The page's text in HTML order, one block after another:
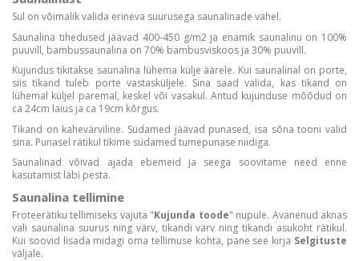
Sul on võimalik valida erineva suurusega saunalinade vahel.
Saunalina tihedused jäävad 400-450 g/m2 ja enamik saunalinu on 100%
puuvill, bambussaunalina on 70% bambusviskoos ja 30% puuvill.
Kujundus tikitakse saunalina lühema külje äärele. Kui saunalinal on porte,
siis tikand tuleb porte vastasküljele. Sina saad valida, kas tikand on
lühemal küljel paremal, keskel või vasakul. Antud kujunduse mõõdud on
ca 24cm laius ja ca 19cm kõrgus.
Tikand on kahevärviline. Südamed jäävad punased, isa sõna tooni valid
sina. Punasel rätikul tikime südamed tumepunase niidiga.
Saunalinad võivad ajada ebemeid ja seega soovitame need enne
kasutamist läbi pesta.
Saunalina tellimine
Froteerätiku tellimiseks vajuta "Kujunda toode" nupule. Avanenud aknas
vali saunalina suurus ning värv, tikandi värv ning tikandi asukoht rätikul.
Kui soovid lisada midagi oma tellimuse kohta, pane see kirja Selgituste
väljale.